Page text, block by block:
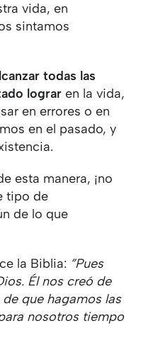
vida, en
sintamos
todas las
lograr en la vida,
en errores o en
en el pasado, y
esta manera, ¡no
tipo de
de lo que
la Biblia: ”Pues
Él nos creó de
que hagamos las
nosotros tiempo